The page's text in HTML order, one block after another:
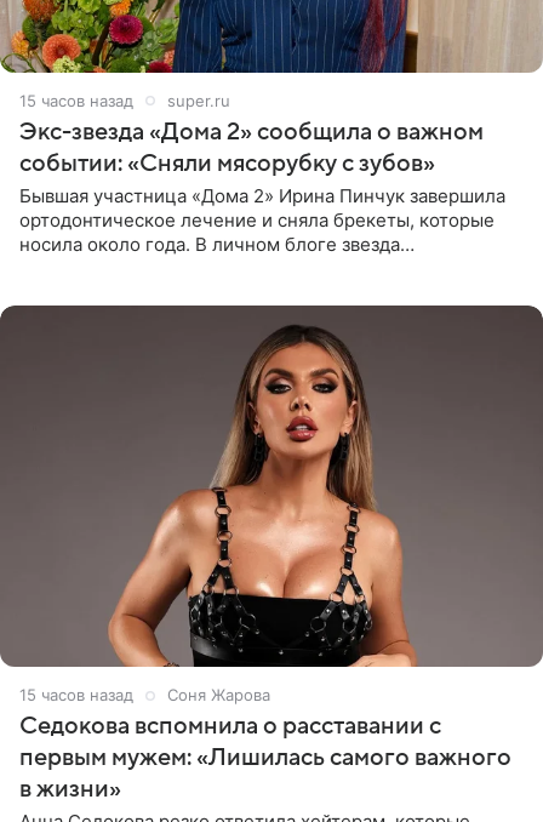
15 часов назад super.ru
Экс-звезда «Дома 2» сообщила о важном
событии: «Сняли мясорубку с зубов»
Бывшая участница «Дома 2» Ирина Пинчук завершила
ортодонтическое лечение и сняла брекеты, которые
носила около года. В личном блоге звезда
15 часов назад Соня Жарова
Седокова вспомнила о расставании с
первым мужем: «Лишилась самого важного
в жизни»